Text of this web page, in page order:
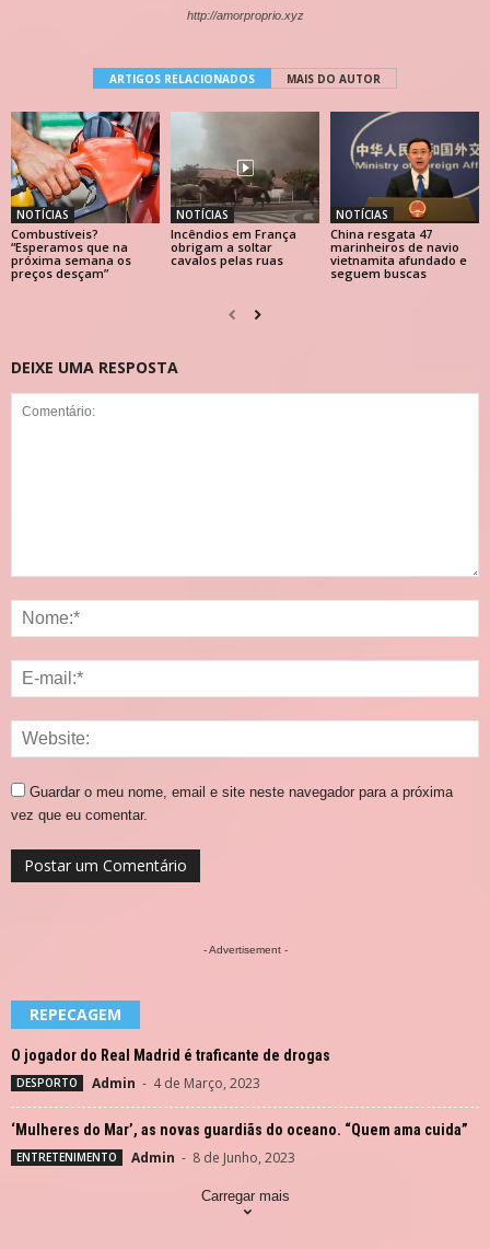
http://amorproprio.xyz
ARTIGOS RELACIONADOS MAIS DO AUTOR
NOTÍCIAS
Combustíveis?
“Esperamos que na
próxima semana os
preços desçam”
NOTÍCIAS
Incêndios em França
obrigam a soltar
cavalos pelas ruas
NOTÍCIAS
China resgata 47
marinheiros de navio
vietnamita afundado e
seguem buscas
DEIXE UMA RESPOSTA
Guardar o meu nome, email e site neste navegador para a próxima
vez que eu comentar.
- Advertisement -
REPECAGEM
O jogador do Real Madrid é traficante de drogas
DESPORTO Admin - 4 de Março, 2023
‘Mulheres do Mar’, as novas guardiãs do oceano. “Quem ama cuida”
ENTRETENIMENTO Admin - 8 de Junho, 2023
Carregar mais